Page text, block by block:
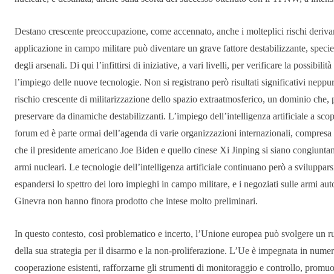
Destano crescente preoccupazione, come accennato, anche i molteplici rischi
applicazione in campo militare può diventare un grave fattore destabilizzante,
degli arsenali. Di qui l’infittirsi di iniziative, a vari livelli, per verificare la possibilità
l’impiego delle nuove tecnologie. Non si registrano però risultati significativi
rischio crescente di militarizzazione dello spazio extraatmosferico, un dominio che,
preservare da dinamiche destabilizzanti. L’impiego dell’intelligenza artificiale a
forum ed è parte ormai dell’agenda di varie organizzazioni internazionali,
che il presidente americano Joe Biden e quello cinese Xi Jinping si siano
armi nucleari. Le tecnologie dell’intelligenza artificiale continuano però a
espandersi lo spettro dei loro impieghi in campo militare, e i negoziati sulle armi
Ginevra non hanno finora prodotto che intese molto preliminari.
In questo contesto, così problematico e incerto, l’Unione europea può svolgere
della sua strategia per il disarmo e la non-proliferazione. L’Ue è impegnata in
cooperazione esistenti, rafforzarne gli strumenti di monitoraggio e controllo,